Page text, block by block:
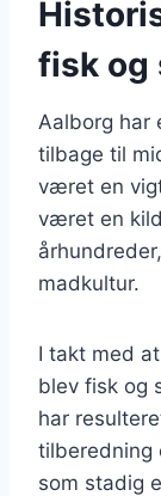
fisk og
Aalborg har
tilbage til
været en
været en
madkultur.
I takt med
blev fisk og
har
tilberedning
som stadig